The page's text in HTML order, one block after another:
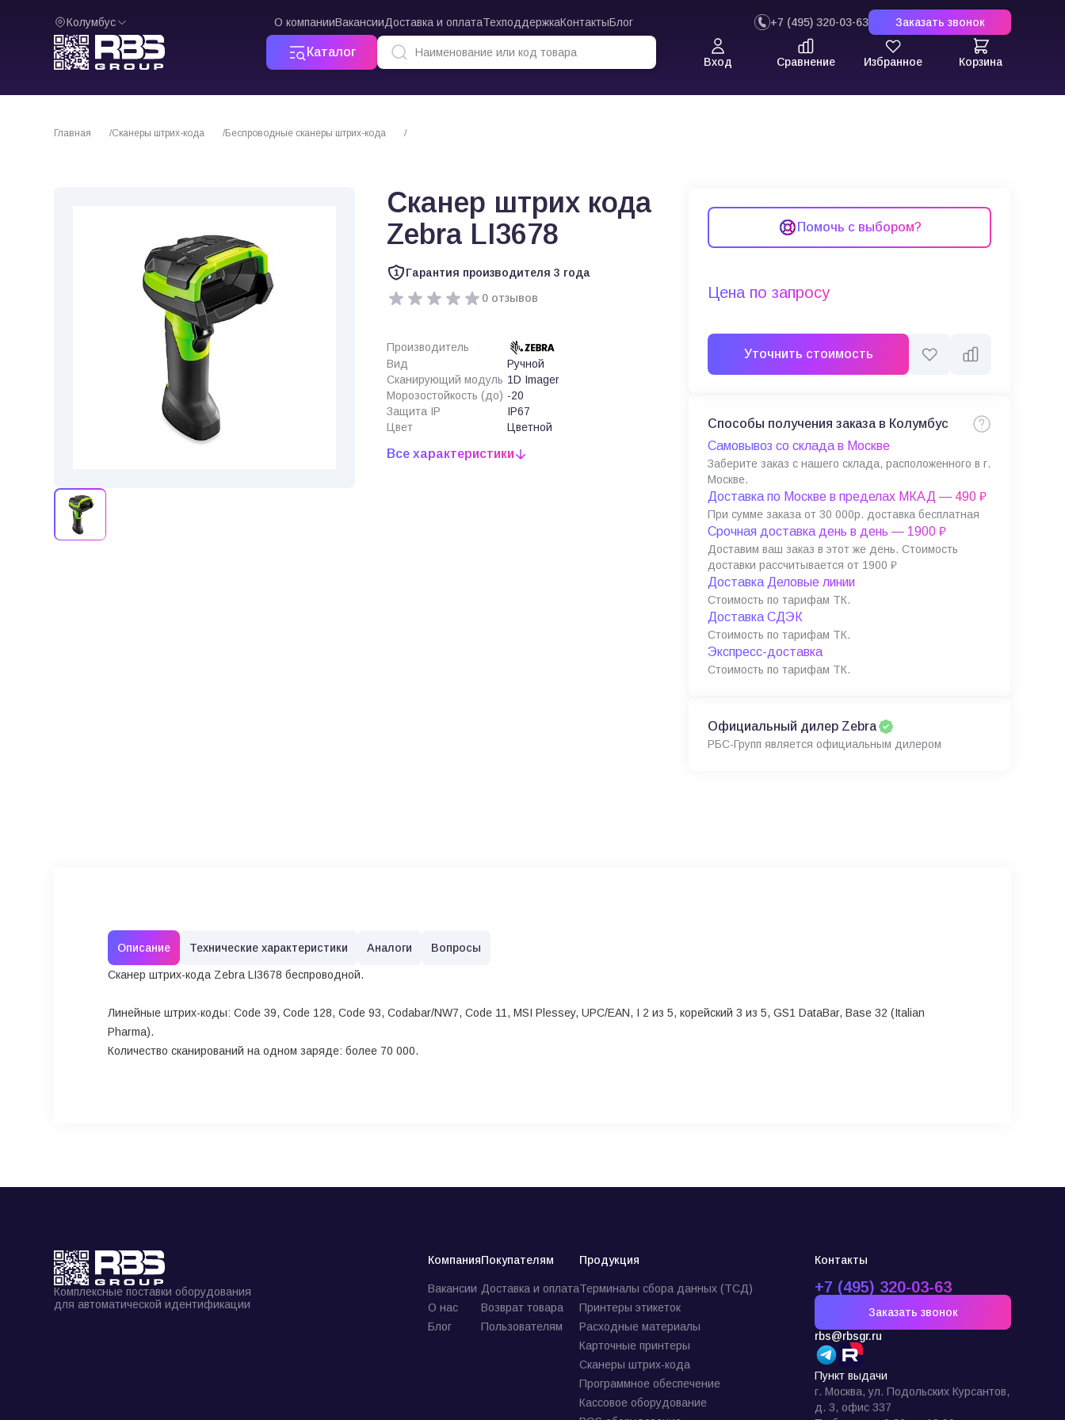
Колумбус О компанииВакансииДоставка и оплатаТехподдержкаКонтактыБлог +7 (495) 320-03-63 Заказать звонок
Каталог
Вход Сравнение Избранное Корзина
Главная Сканеры штрих-кода Беспроводные сканеры штрих-кода Сканер штрих кода Zebra LI3678
Сканер штрих кода
Zebra LI3678
Гарантия производителя 3 года
0 отзывов
Производитель
Вид
Ручной
Сканирующий модуль 1D Imager
Морозостойкость (до) -20
Защита IP
IP67
Цвет
Цветной
Все характеристики
Помочь с выбором?
Цена по запросу
Уточнить стоимость
Способы получения заказа в Колумбус
Самовывоз со склада в Москве
Заберите заказ с нашего склада, расположенного в г.
Москве.
Доставка по Москве в пределах МКАД — 490 ₽
При сумме заказа от 30 000р. доставка бесплатная
Срочная доставка день в день — 1900 ₽
Доставим ваш заказ в этот же день. Стоимость
доставки рассчитывается от 1900 ₽
Доставка Деловые линии
Стоимость по тарифам ТК.
Доставка СДЭК
Стоимость по тарифам ТК.
Экспресс-доставка
Стоимость по тарифам ТК.
Официальный дилер Zebra
РБС-Групп является официальным дилером
Описание Технические характеристики Аналоги Вопросы
Сканер штрих-кода Zebra LI3678 беспроводной.
Линейные штрих-коды: Code 39, Code 128, Code 93, Codabar/NW7, Code 11, MSI Plessey, UPC/EAN, I 2 из 5, корейский 3 из 5, GS1 DataBar, Base 32 (Italian
Pharma).
Количество сканирований на одном заряде: более 70 000.
Комплексные поставки оборудования
для автоматической идентификации
Компания
Вакансии
О нас
Блог
Покупателям
Доставка и оплата
Возврат товара
Пользователям
Продукция
Терминалы сбора данных (ТСД)
Принтеры этикеток
Расходные материалы
Карточные принтеры
Сканеры штрих-кода
Программное обеспечение
Кассовое оборудование
Контакты
+7 (495) 320-03-63
Заказать звонок
rbs@rbsgr.ru
Пункт выдачи
г. Москва, ул. Подольских Курсантов,
д. 3, офис 337